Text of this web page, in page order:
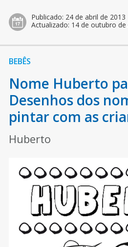
Publicado: 24 de abril de 2013
Actualizado: 14 de outubro de
BEBÊS
Nome Huberto
Desenhos dos
pintar com as
Huberto